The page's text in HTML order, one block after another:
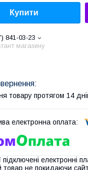
Купити
841-03-23
магазину
товару протягом 14
підключені електронні
товар не покидаючи